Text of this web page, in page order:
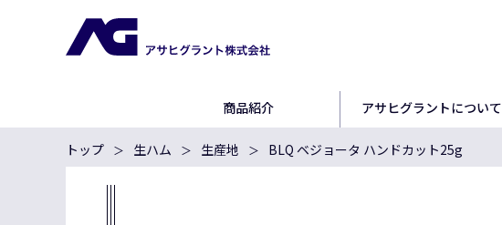
商品紹介 アサヒグラントについて
トップ 生ハム 生産地 BLQ ベジョータ ハンドカット25g